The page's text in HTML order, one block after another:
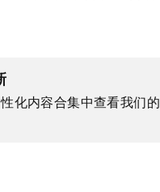
化内容合集中查看我们的